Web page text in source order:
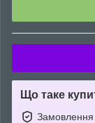
Що таке
Замовлення